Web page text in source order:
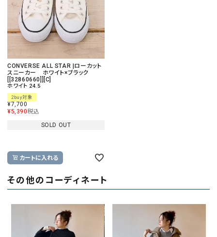
CONVERSE ALL STAR |ローカット
スニーカー ホワイト×ブラック
[[32860660]][C]
ホワイト 24.5
2buy対象
¥7,700
¥5,390税込
SOLD OUT
カートに入れる
その他のコーディネート